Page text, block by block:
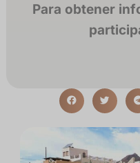
Para obtener